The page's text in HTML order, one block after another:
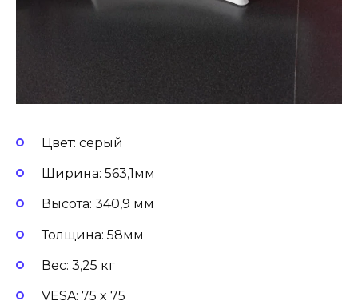
Цвет: серый
Ширина: 563,1мм
Высота: 340,9 мм
Толщина: 58мм
Вес: 3,25 кг
VESA: 75 x 75